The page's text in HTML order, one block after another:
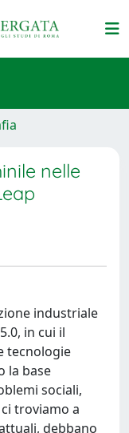
nelle
industriale
in cui il
tecnologie
la base
sociali,
troviamo a
debbano